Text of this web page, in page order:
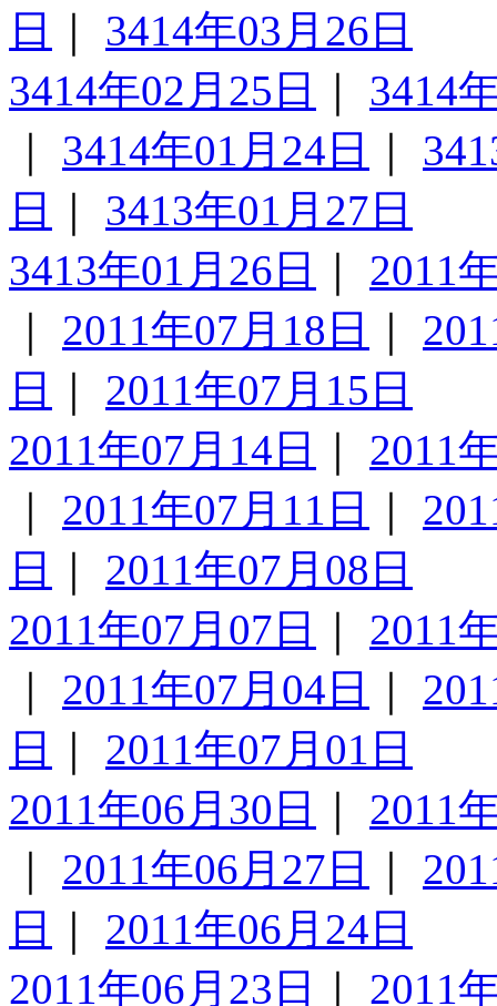
日
3414年03月26日
3414年02月25日
3414
3414年01月24日
日
3413年01月27日
3413年01月26日
2011
2011年07月18日
日
2011年07月15日
2011年07月14日
2011
2011年07月11日
日
2011年07月08日
2011年07月07日
2011
2011年07月04日
日
2011年07月01日
2011年06月30日
2011
2011年06月27日
日
2011年06月24日
2011年06月23日
2011